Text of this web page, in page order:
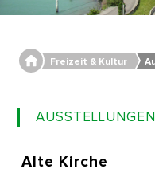
Freizeit & Kultur
Alte Kirche